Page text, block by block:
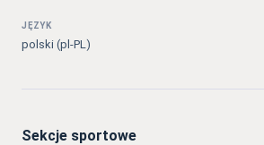
JĘZYK
polski (pl-PL)
Sekcje sportowe